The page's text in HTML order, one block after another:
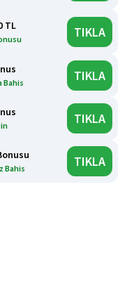
TL TIKLA
Bahis TIKLA
TIKLA
Bahis TIKLA